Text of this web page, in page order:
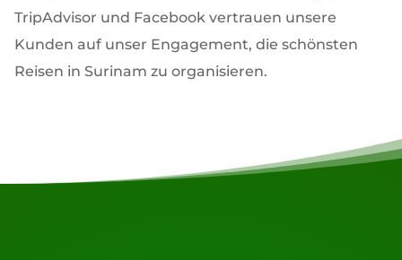
TripAdvisor und Facebook vertrauen unsere
Kunden auf unser Engagement, die schönsten
Reisen in Surinam zu organisieren.